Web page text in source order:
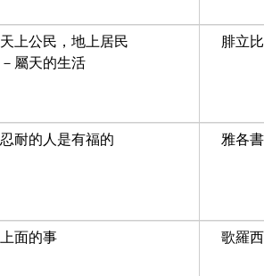
天上公民，地上居民
－屬天的生活
腓立
忍耐的人是有福的 雅各
上面的事 歌羅